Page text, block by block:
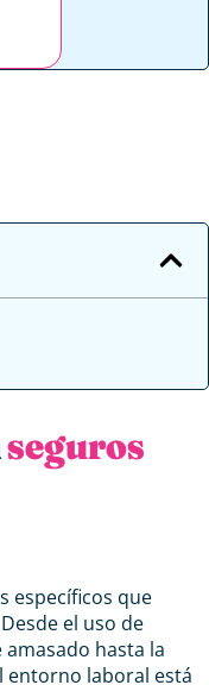
seguros
específicos que
el uso de
hasta la
entorno laboral está